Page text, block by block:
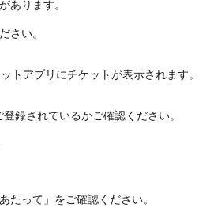
あります。
さい。
アプリにチケットが表示されます。
録されているかご確認ください。
たって」をご確認ください。